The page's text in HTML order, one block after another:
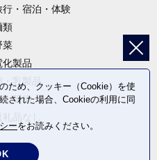
行・宿泊・体験
類
菜
化製品
・乳製品
・穀物
ため、クッキー（Cookie）を使
された場合、Cookieの利用に同
ーをお読みください。